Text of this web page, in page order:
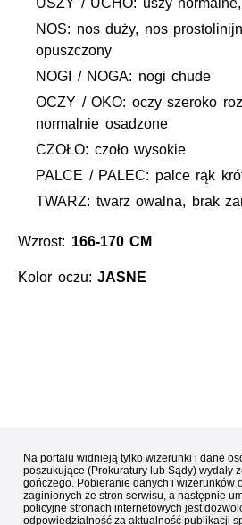
NOS: nos duży, nos
opuszczony
NOGI / NOGA: nogi chude
OCZY / OKO: oczy szeroko
normalnie osadzone
CZOŁO: czoło wysokie
PALCE / PALEC: palce rąk
TWARZ: twarz owalna, brak
Wzrost: 166-170 CM
Kolor oczu:JASNE
Na portalu widnieją tylko wizerunki i dane
poszukujące (Prokuratury lub Sądy) wydały
gończego. Pobieranie danych i wizerunków
zaginionych ze stron serwisu, a następnie
policyjne stronach internetowych jest
odpowiedzialność za aktualność publikacji